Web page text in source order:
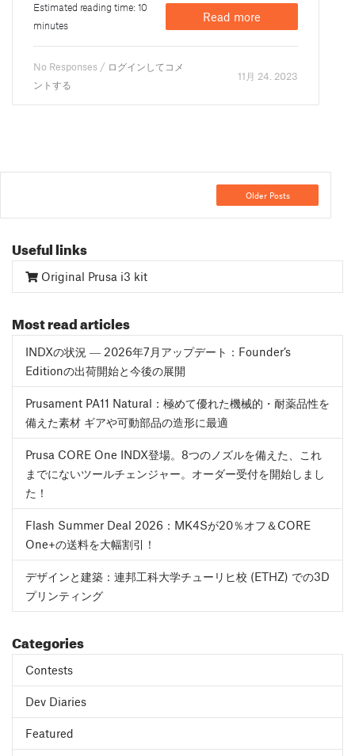
Estimated reading time: 10
minutes
Read more
No Responses / ログインしてコメ
ントする
11月 24. 2023
Older Posts
Useful links
Original Prusa i3 kit
Most read articles
INDXの状況 ― 2026年7月アップデート：Founder’s
Editionの出荷開始と今後の展開
Prusament PA11 Natural：極めて優れた機械的・耐薬品性を
備えた素材 ギアや可動部品の造形に最適
Prusa CORE One INDX登場。8つのノズルを備えた、これ
までにないツールチェンジャー。オーダー受付を開始しまし
た！
Flash Summer Deal 2026：MK4Sが20％オフ＆CORE
One+の送料を大幅割引！
デザインと建築：連邦工科大学チューリヒ校 (ETHZ) での3D
プリンティング
Categories
Contests
Dev Diaries
Featured